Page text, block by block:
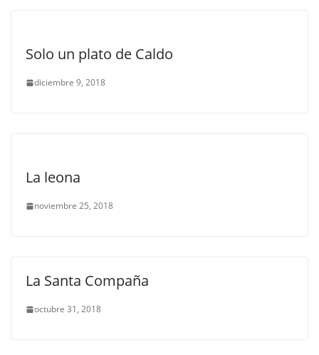
Solo un plato de Caldo
diciembre 9, 2018
La leona
noviembre 25, 2018
La Santa Compaña
octubre 31, 2018